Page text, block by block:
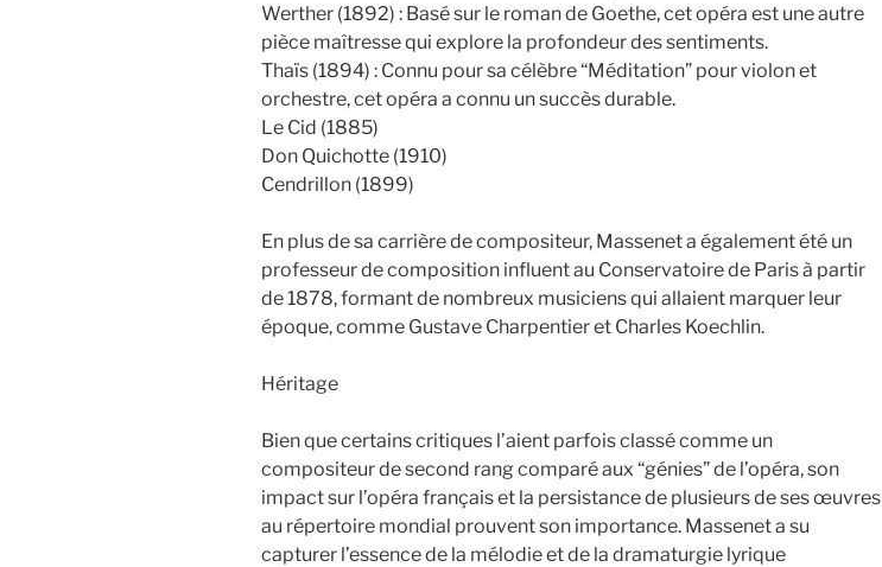
Werther (1892) : Basé sur le roman de Goethe, cet opéra est une autre
pièce maîtresse qui explore la profondeur des sentiments.
Thaïs (1894) : Connu pour sa célèbre “Méditation” pour violon et
orchestre, cet opéra a connu un succès durable.
Le Cid (1885)
Don Quichotte (1910)
Cendrillon (1899)
En plus de sa carrière de compositeur, Massenet a également été un
professeur de composition influent au Conservatoire de Paris à partir
de 1878, formant de nombreux musiciens qui allaient marquer leur
époque, comme Gustave Charpentier et Charles Koechlin.
Héritage
Bien que certains critiques l’aient parfois classé comme un
compositeur de second rang comparé aux “génies” de l’opéra, son
impact sur l’opéra français et la persistance de plusieurs de ses œuvres
au répertoire mondial prouvent son importance. Massenet a su
capturer l’essence de la mélodie et de la dramaturgie lyrique